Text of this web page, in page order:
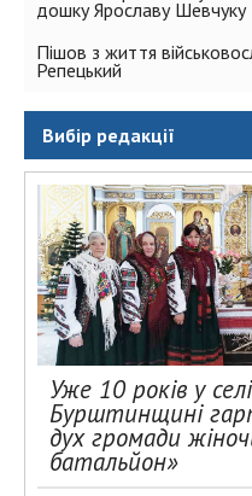
дошку Ярославу Шевчуку
Пішов з життя
Репецький
Вибір редакції
Уже 10 років у
Бурштинщині
дух громади
батальйон»